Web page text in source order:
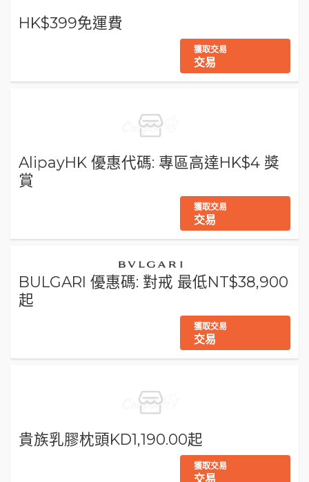
HK$399免運費
獲取交易
交易
AlipayHK 優惠代碼: 專區高達HK$4 獎
賞
獲取交易
交易
BULGARI 優惠碼: 對戒 最低NT$38,900
起
獲取交易
交易
貴族乳膠枕頭KD1,190.00起
獲取交易
交易